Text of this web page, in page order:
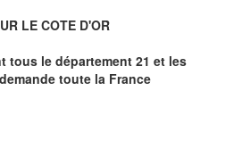
LE COTE D'OR
tous le département 21 et les
toute la France